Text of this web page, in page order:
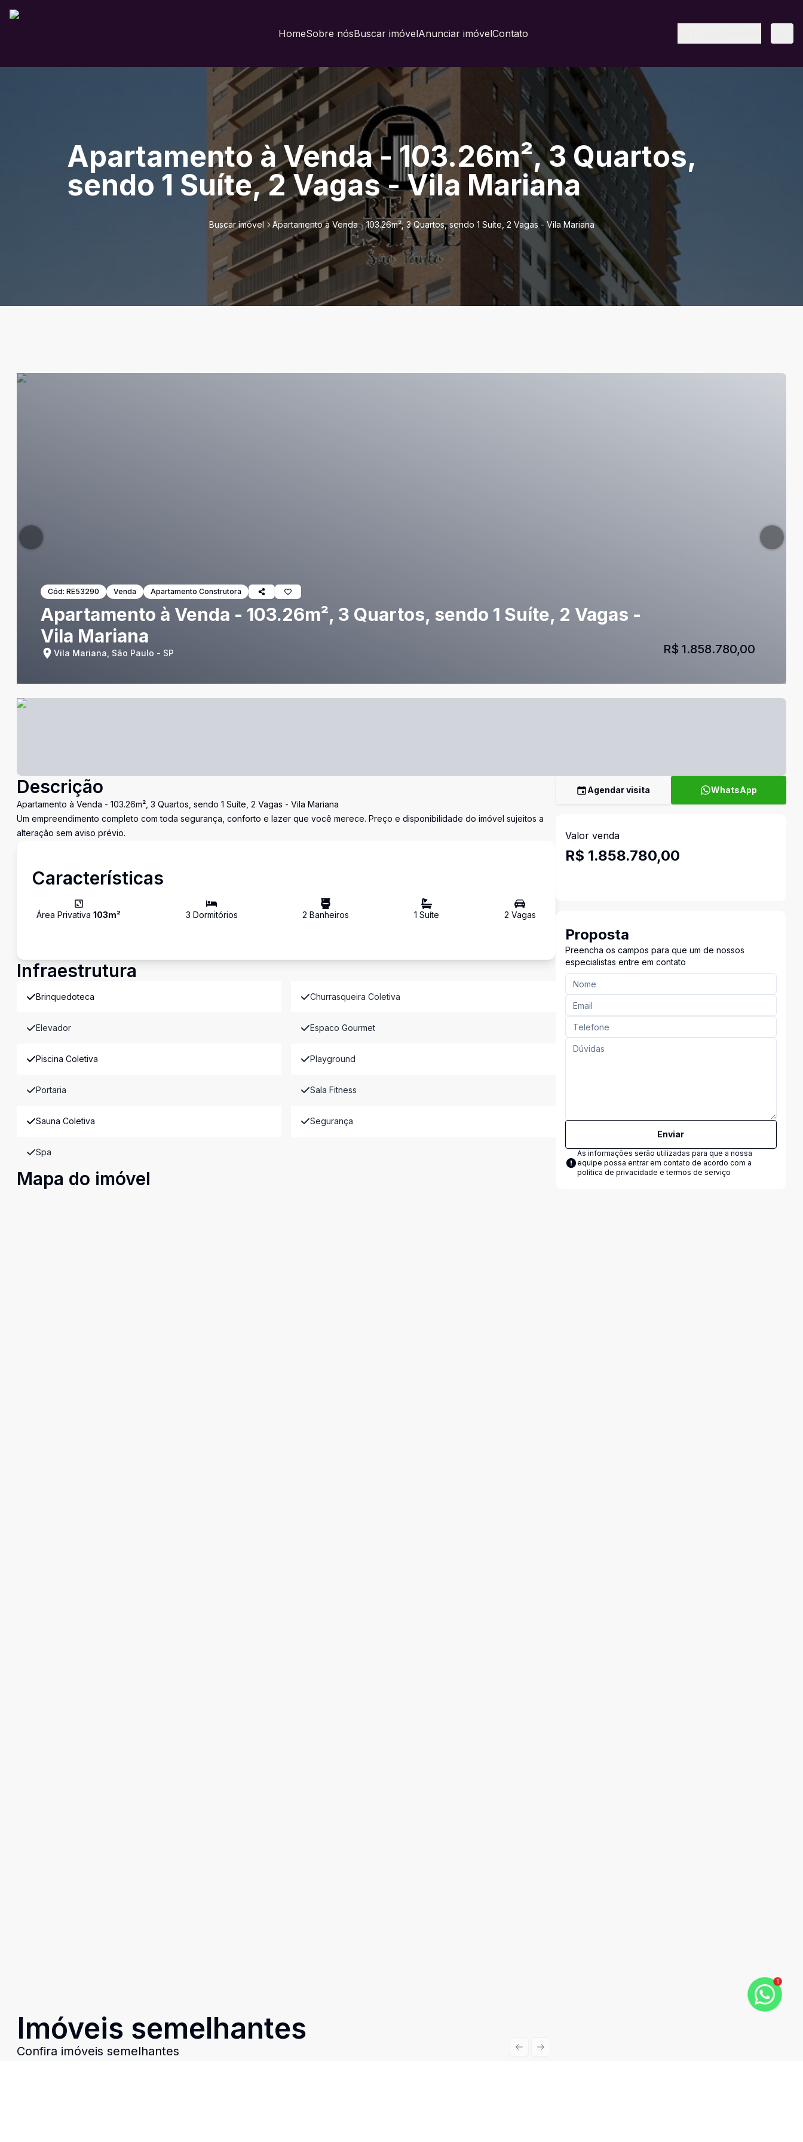
HomeSobre nósBuscar imóvelAnunciar imóvelContato
Apartamento à Venda - 103.26m², 3 Quartos,
sendo 1 Suíte, 2 Vagas - Vila Mariana
Buscar imóvel Apartamento à Venda - 103.26m², 3 Quartos, sendo 1 Suíte, 2 Vagas - Vila Mariana
Cód: RE53290 Venda Apartamento Construtora
Apartamento à Venda - 103.26m², 3 Quartos, sendo 1 Suíte, 2 Vagas -
Vila Mariana
Vila Mariana, São Paulo - SP R$ 1.858.780,00
Descrição
Apartamento à Venda - 103.26m², 3 Quartos, sendo 1 Suíte, 2 Vagas - Vila Mariana
Um empreendimento completo com toda segurança, conforto e lazer que você merece. Preço e disponibilidade do imóvel sujeitos a
alteração sem aviso prévio.
Características
Área Privativa 103m² 3 Dormitórios 2 Banheiros 1 Suíte 2 Vagas
Infraestrutura
Brinquedoteca Churrasqueira Coletiva
Elevador Espaco Gourmet
Piscina Coletiva Playground
Portaria Sala Fitness
Sauna Coletiva Segurança
Spa
Mapa do imóvel
Imóveis semelhantes
Confira imóveis semelhantes Previous slide
Next slide
Agendar visita WhatsApp
Valor venda
R$ 1.858.780,00
Proposta
Preencha os campos para que um de nossos
especialistas entre em contato
Enviar
As informações serão utilizadas para que a nossa
equipe possa entrar em contato de acordo com a
política de privacidade e termos de serviço
1